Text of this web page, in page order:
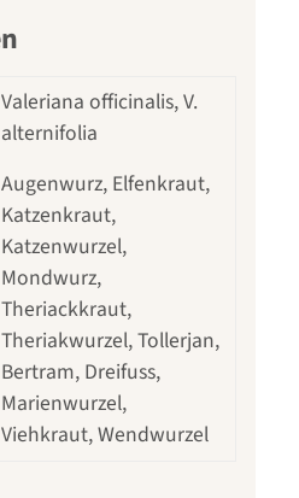
Valeriana officinalis, V.
alternifolia
Augenwurz, Elfenkraut,
Katzenkraut,
Katzenwurzel,
Mondwurz,
Theriackkraut,
Theriakwurzel, Tollerjan,
Bertram, Dreifuss,
Marienwurzel,
Viehkraut, Wendwurzel